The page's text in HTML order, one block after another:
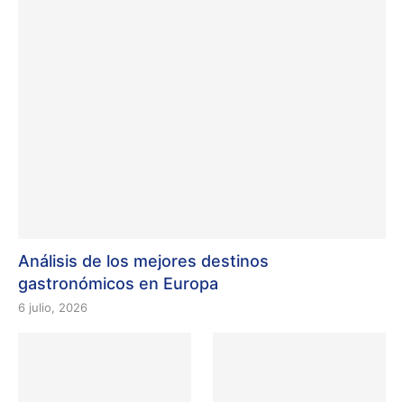
Análisis de los mejores destinos
gastronómicos en Europa
6 julio, 2026